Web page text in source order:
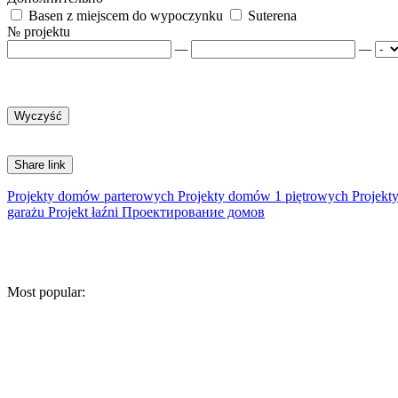
Basen z miejscem do wypoczynku
Suterena
№ projektu
—
—
Share link
Projekty domów parterowych Projekty domów 1 piętrowych
garażu Projekt łaźni Проектирование домов
Most popular: